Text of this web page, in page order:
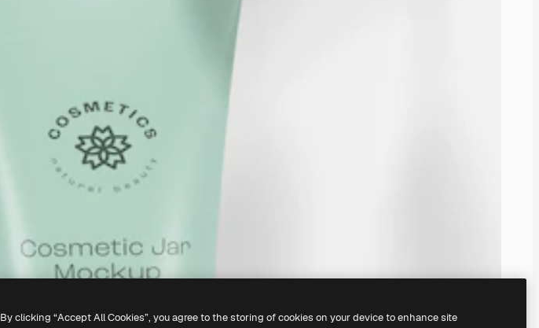
By clicking “Accept All Cookies”, you agree to the storing of cookies on your device to enhance site